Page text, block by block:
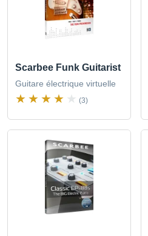
Scarbee Funk Guitarist
Guitare électrique virtuelle
(3)